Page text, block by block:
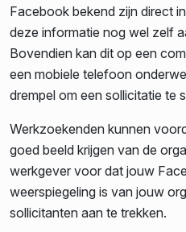
Facebook bekend zijn direct
deze informatie nog wel zelf
Bovendien kan dit op een
een mobiele telefoon
drempel om een sollicitatie te
Werkzoekenden kunnen
goed beeld krijgen van de
werkgever voor dat jouw
weerspiegeling is van jouw
sollicitanten aan te trekken.